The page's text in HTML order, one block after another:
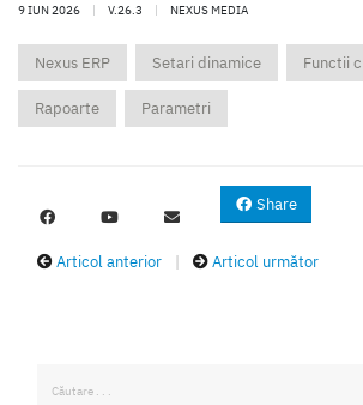
9 IUN 2026 | V.26.3 | NEXUS MEDIA
Nexus ERP Setari dinamice Functii
Rapoarte Parametri
Share
Articol anterior | Articol următor